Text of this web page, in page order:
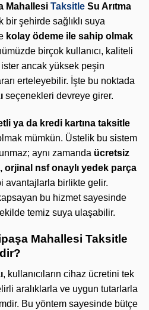
Mahallesi Taksitle Su Arıtma
bir şehirde sağlıklı suya
kolay ödeme ile sahip olmak
birçok kullanıcı, kaliteli
ister ancak yüksek peşin
erteleyebilir. İşte bu noktada
seçenekleri devreye girer.
ya da kredi kartına taksitle
mümkün. Üstelik bu sistem
aynı zamanda ücretsiz
orjinal nsf onaylı yedek parça
avantajlarla birlikte gelir.
bu hizmet sayesinde
temiz suya ulaşabilir.
Mahallesi Taksitle
, kullanıcıların cihaz ücretini tek
aralıklarla ve uygun tutarlarla
Bu yöntem sayesinde bütçe